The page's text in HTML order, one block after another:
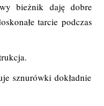
bieżnik daję dobre
tarcie podczas
sznurówki dokładnie